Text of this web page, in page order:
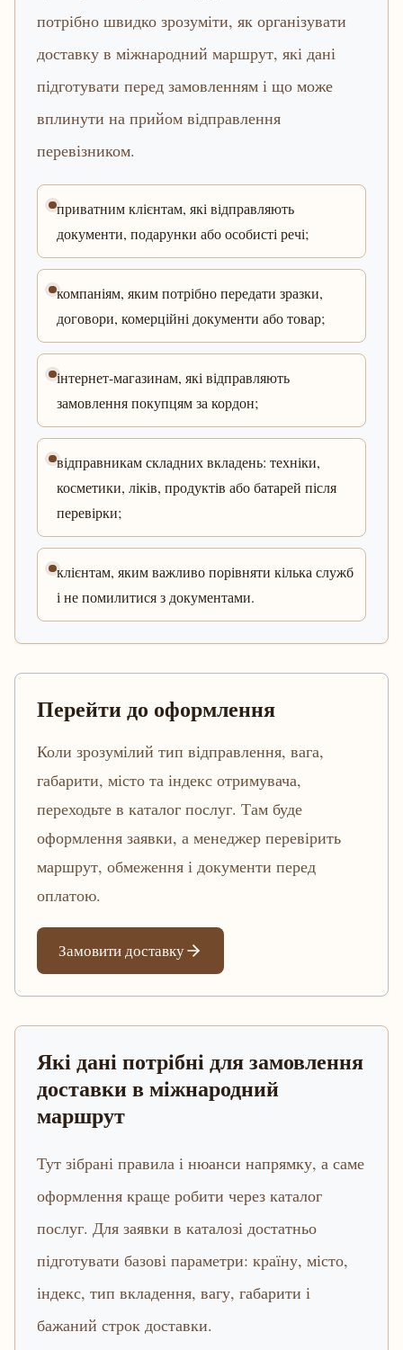
потрібно швидко зрозуміти, як організувати
доставку в міжнародний маршрут, які дані
підготувати перед замовленням і що може
вплинути на прийом відправлення
перевізником.
приватним клієнтам, які відправляють
документи, подарунки або особисті речі;
компаніям, яким потрібно передати зразки,
договори, комерційні документи або товар;
інтернет-магазинам, які відправляють
замовлення покупцям за кордон;
відправникам складних вкладень: техніки,
косметики, ліків, продуктів або батарей після
перевірки;
клієнтам, яким важливо порівняти кілька служб
і не помилитися з документами.
Перейти до оформлення
Коли зрозумілий тип відправлення, вага,
габарити, місто та індекс отримувача,
переходьте в каталог послуг. Там буде
оформлення заявки, а менеджер перевірить
маршрут, обмеження і документи перед
оплатою.
Замовити доставку
Які дані потрібні для замовлення
доставки в міжнародний
маршрут
Тут зібрані правила і нюанси напрямку, а саме
оформлення краще робити через каталог
послуг. Для заявки в каталозі достатньо
підготувати базові параметри: країну, місто,
індекс, тип вкладення, вагу, габарити і
бажаний строк доставки.